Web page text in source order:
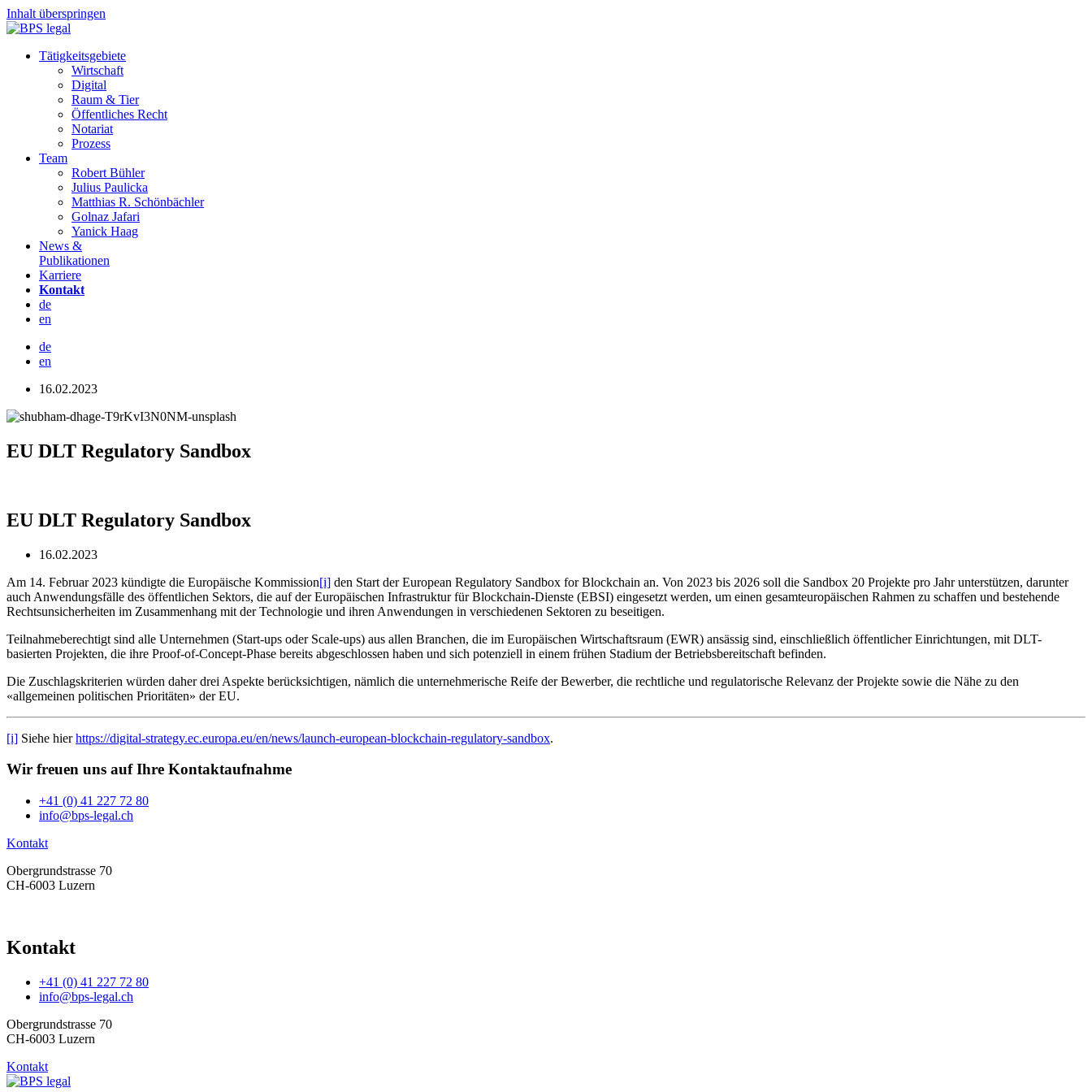
Inhalt überspringen
Tätigkeitsgebiete
Wirtschaft
Digital
Raum & Tier
Öffentliches Recht
Notariat
Prozess
Team
Robert Bühler
Julius Paulicka
Matthias R. Schönbächler
Golnaz Jafari
Yanick Haag
News &
Publikationen
Karriere
Kontakt
de
en
de
en
16.02.2023
EU DLT Regulatory Sandbox
EU DLT Regulatory Sandbox
16.02.2023
Am 14. Februar 2023 kündigte die Europäische Kommission[i] den Start der European Regulatory Sandbox for Blockchain an. Von 2023 bis 2026 soll die Sandbox 20 Projekte pro Jahr unterstützen, darunter
auch Anwendungsfälle des öffentlichen Sektors, die auf der Europäischen Infrastruktur für Blockchain-Dienste (EBSI) eingesetzt werden, um einen gesamteuropäischen Rahmen zu schaffen und bestehende
Rechtsunsicherheiten im Zusammenhang mit der Technologie und ihren Anwendungen in verschiedenen Sektoren zu beseitigen.
Teilnahmeberechtigt sind alle Unternehmen (Start-ups oder Scale-ups) aus allen Branchen, die im Europäischen Wirtschaftsraum (EWR) ansässig sind, einschließlich öffentlicher Einrichtungen, mit DLT-
basierten Projekten, die ihre Proof-of-Concept-Phase bereits abgeschlossen haben und sich potenziell in einem frühen Stadium der Betriebsbereitschaft befinden.
Die Zuschlagskriterien würden daher drei Aspekte berücksichtigen, nämlich die unternehmerische Reife der Bewerber, die rechtliche und regulatorische Relevanz der Projekte sowie die Nähe zu den
«allgemeinen politischen Prioritäten» der EU.
[i] Siehe hierhttps://digital-strategy.ec.europa.eu/en/news/launch-european-blockchain-regulatory-sandbox.
Wir freuen uns auf Ihre Kontaktaufnahme
+41 (0) 41 227 72 80
info@bps-legal.ch
Kontakt
Obergrundstrasse 70
CH-6003 Luzern
Kontakt
+41 (0) 41 227 72 80
info@bps-legal.ch
Obergrundstrasse 70
CH-6003 Luzern
Kontakt